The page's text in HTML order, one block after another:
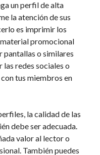
un perfil de alta
la atención de sus
es imprimir los
promocional
pantallas o similares
redes sociales o
tus miembros en
la calidad de las
debe ser adecuada.
valor al lector o
También puedes